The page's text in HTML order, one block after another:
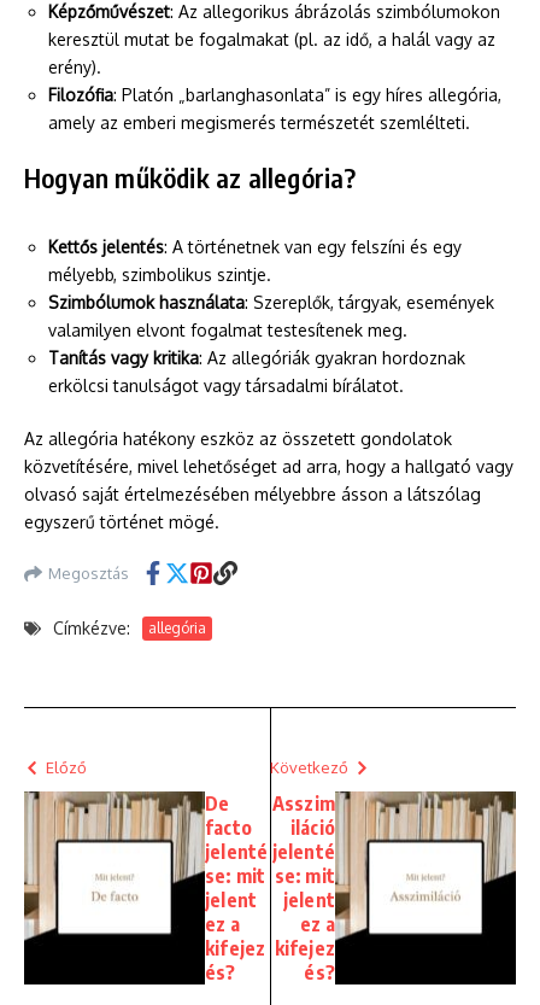
Képzőművészet: Az allegorikus ábrázolás szimbólumokon
keresztül mutat be fogalmakat (pl. az idő, a halál vagy az
erény).
Filozófia: Platón „barlanghasonlata” is egy híres allegória,
amely az emberi megismerés természetét szemlélteti.
Hogyan működik az allegória?
Kettős jelentés: A történetnek van egy felszíni és egy
mélyebb, szimbolikus szintje.
Szimbólumok használata: Szereplők, tárgyak, események
valamilyen elvont fogalmat testesítenek meg.
Tanítás vagy kritika: Az allegóriák gyakran hordoznak
erkölcsi tanulságot vagy társadalmi bírálatot.
Az allegória hatékony eszköz az összetett gondolatok
közvetítésére, mivel lehetőséget ad arra, hogy a hallgató vagy
olvasó saját értelmezésében mélyebbre ásson a látszólag
egyszerű történet mögé.
Megosztás
Címkézve: allegória
Előző
De
facto
jelenté
se: mit
jelent
ez a
kifejez
és?
Következő
Asszim
iláció
jelenté
se: mit
jelent
ez a
kifejez
és?